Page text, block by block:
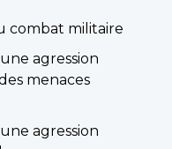
combat militaire
agression
menaces
agression